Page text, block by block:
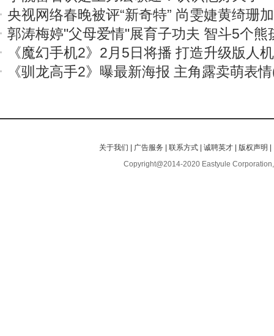
央视网络春晚被评“新奇特” 尚雯婕黄绮珊
郭涛梅婷"父母爱情"展育子功夫 智斗5个熊
《魔幻手机2》2月5日将播 打造升级版人
《驯龙高手2》曝最新海报 主角露卖萌表
关于我们 广告服务 |联系方式 |诚聘英才 版权声明
Copyright@2014-2020 Eastyule